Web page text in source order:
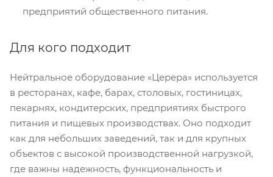
предприятий общественного питания.
Для кого подходит
Нейтральное оборудование «Церера» используется
в ресторанах, кафе, барах, столовых, гостиницах,
пекарнях, кондитерских, предприятиях быстрого
питания и пищевых производствах. Оно подходит
как для небольших заведений, так и для крупных
объектов с высокой производственной нагрузкой,
где важны надежность, функциональность и